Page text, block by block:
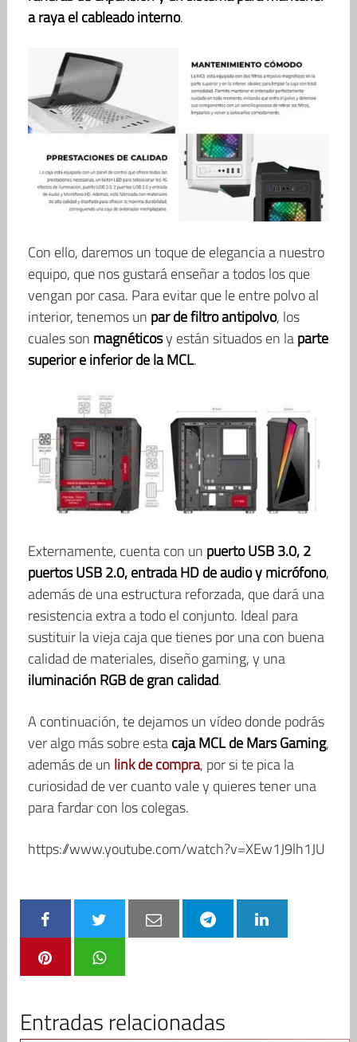
a raya el cableado interno.
Con ello, daremos un toque de elegancia a nuestro
equipo, que nos gustará enseñar a todos los que
vengan por casa. Para evitar que le entre polvo al
interior, tenemos un par de filtro antipolvo, los
cuales son magnéticosy están situados en laparte
superior e inferior de la MCL.
Externamente, cuenta con un puerto USB 3.0, 2
puertos USB 2.0, entrada HD de audio y micrófono,
además de una estructura reforzada, que dará una
resistencia extra a todo el conjunto. Ideal para
sustituir la vieja caja que tienes por una con buena
calidad de materiales, diseño gaming, y una
iluminación RGB de gran calidad.
A continuación, te dejamos un vídeo donde podrás
ver algo más sobre estacaja MCL de Mars Gaming,
además de un link de compra, por si te pica la
curiosidad de ver cuanto vale y quieres tener una
para fardar con los colegas.
https://www.youtube.com/watch?v=XEw1J9lh1JU
Entradas relacionadas